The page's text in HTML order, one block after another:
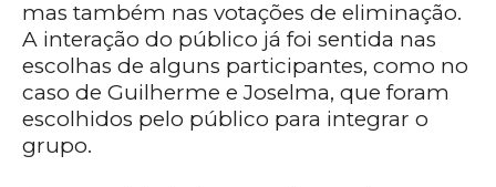
mas também nas votações de eliminação.
A interação do público já foi sentida nas
escolhas de alguns participantes, como no
caso de Guilherme e Joselma, que foram
escolhidos pelo público para integrar o
grupo.